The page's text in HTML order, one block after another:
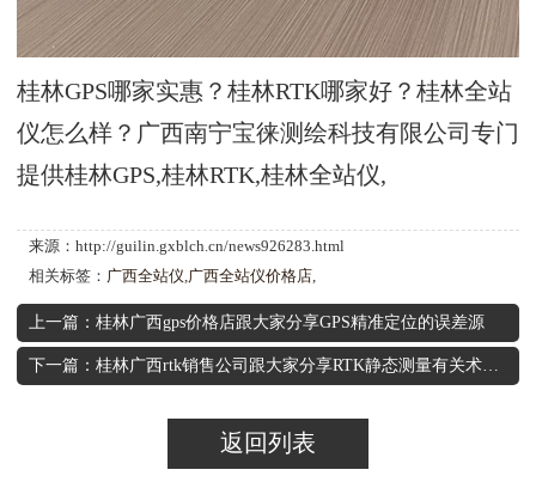
桂林GPS哪家实惠？桂林RTK哪家好？桂林全站
仪怎么样？广西南宁宝徕测绘科技有限公司专门
提供桂林GPS,桂林RTK,桂林全站仪,
来源：http://guilin.gxblch.cn/news926283.html
相关标签： 广西全站仪 广西全站仪价格店
上一篇：桂林广西gps价格店跟大家分享GPS精准定位的误差源
返回列表